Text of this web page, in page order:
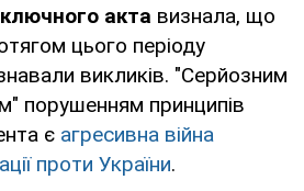
акта визнала, що
цього періоду
викликів. "Серйозним
порушенням принципів
є агресивна війна
проти України.